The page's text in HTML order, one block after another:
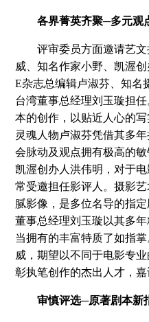
各界菁英齐聚─多元观
评审委员方面邀请艺文
威、知名作家小野、凯渥
E杂志总编辑卢淑芬、知名
台湾董事总经理刘玉璇担
本的创作，以贴近人心的
灵魂人物卢淑芬凭借其多
会脉动及观点拥有极高的
凯渥创办人洪伟明，对于
常受邀担任影评人。摄影
腻影像，是多位名导的指
董事总经理刘玉璇以其多
当拥有的丰富特质了如指
威，期望以不同于电影专
彰执笔创作的杰出人才，嘉
审慎评选─原著剧本新